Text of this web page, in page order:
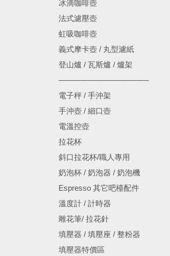
冰滴咖啡壺
法式濾壓壺
虹吸咖啡壺
義式摩卡壺 / 丸型濾紙
登山爐 / 瓦斯爐 / 爐架
────────────────
電子秤 / 手沖架
手沖壺 / 細口壺
電溫控壺
拉花杯
斜口拉花杯/職人專用
奶泡杯 / 奶泡器 / 奶泡機
Espresso 其它吧檯配件
溫度計 / 計時器
雕花筆/ 拉花針
填壓器 / 填壓座 / 整粉器
填壓器特價區